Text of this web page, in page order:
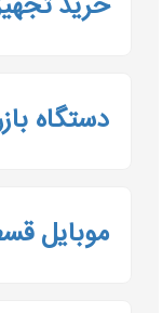
دستگاه
موبایل